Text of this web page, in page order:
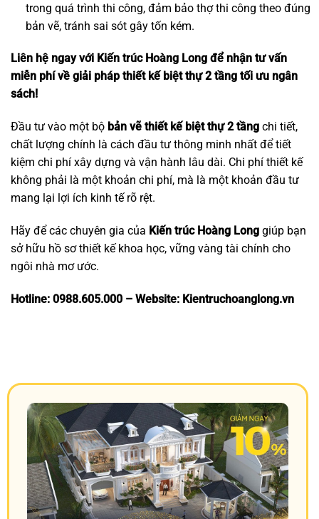
trong quá trình thi công, đảm bảo thợ thi công theo đúng
bản vẽ, tránh sai sót gây tốn kém.
Liên hệ ngay với Kiến trúc Hoàng Long để nhận tư vấn
miễn phí về giải pháp thiết kế biệt thự 2 tầng tối ưu ngân
sách!
Đầu tư vào một bộ bản vẽ thiết kế biệt thự 2 tầng chi tiết,
chất lượng chính là cách đầu tư thông minh nhất để tiết
kiệm chi phí xây dựng và vận hành lâu dài. Chi phí thiết kế
không phải là một khoản chi phí, mà là một khoản đầu tư
mang lại lợi ích kinh tế rõ rệt.
Hãy để các chuyên gia của Kiến trúc Hoàng Long giúp bạn
sở hữu hồ sơ thiết kế khoa học, vững vàng tài chính cho
ngôi nhà mơ ước.
Hotline: 0988.605.000 – Website: Kientruchoanglong.vn